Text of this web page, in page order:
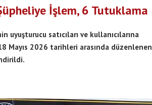
İşlem, 6 Tutuklama
uyuşturucu satıcıları ve kullanıcılarına
Mayıs 2026 tarihleri arasında düzenlenen